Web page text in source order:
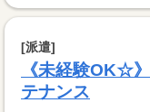
[派遣]
《未経験OK☆
テナンス